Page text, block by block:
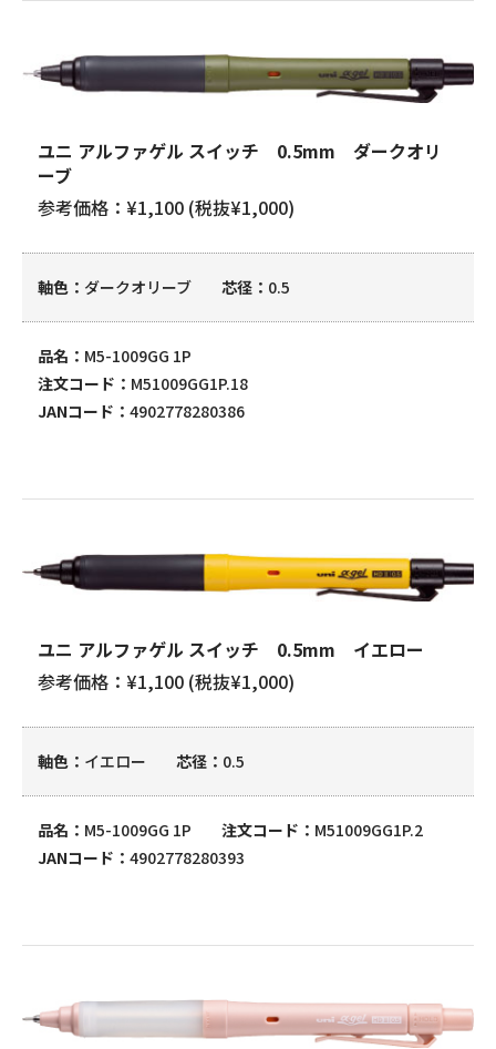
ユニ アルファゲル スイッチ 0.5mm ダークオリ
ーブ
参考価格：¥1,100 (税抜¥1,000)
軸色 ダークオリーブ 芯径 0.5
品名
M5-1009GG 1P
注文コード
M51009GG1P.18
JANコード
4902778280386
ユニ アルファゲル スイッチ 0.5mm イエロー
参考価格：¥1,100 (税抜¥1,000)
軸色 イエロー 芯径 0.5
品名 M5-1009GG 1P 注文コード
M51009GG1P.2
JANコード
4902778280393